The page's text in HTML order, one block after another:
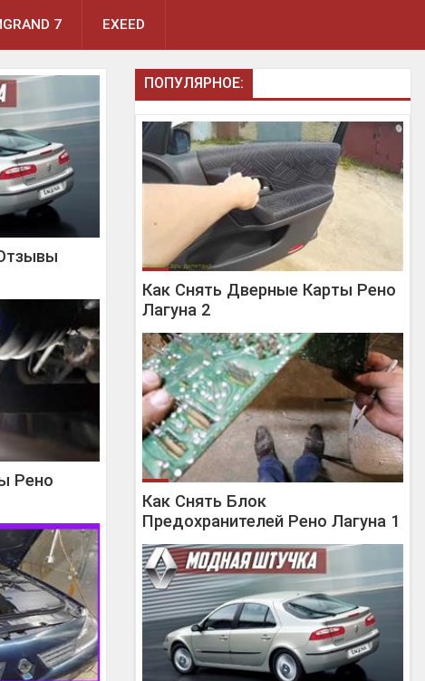
7 EXEED
Рено
ПОПУЛЯРНОЕ:
Как Снять Дверные Карты Рено
Лагуна 2
Как Снять Блок
Предохранителей Рено Лагуна 1